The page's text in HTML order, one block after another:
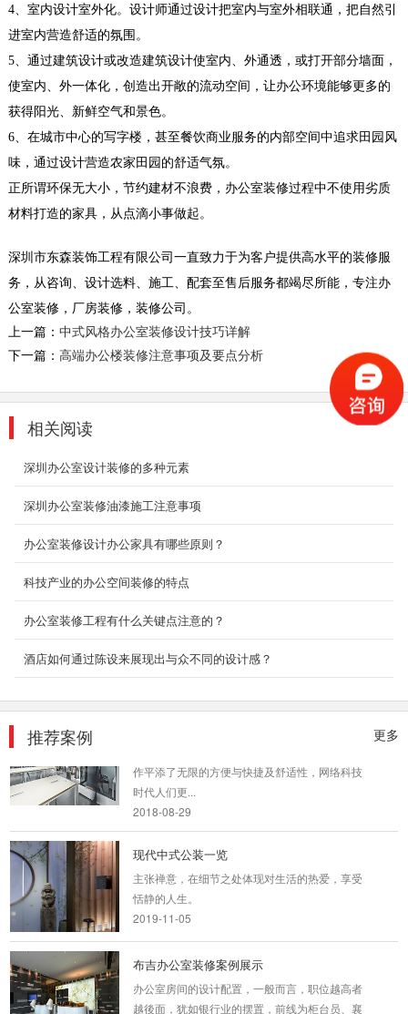
4、室内设计室外化。设计师通过设计把室内与室外相联通，把自然引
进室内营造舒适的氛围。
5、通过建筑设计或改造建筑设计使室内、外通透，或打开部分墙面，
使室内、外一体化，创造出开敞的流动空间，让办公环境能够更多的
获得阳光、新鲜空气和景色。
6、在城市中心的写字楼，甚至餐饮商业服务的内部空间中追求田园风
味，通过设计营造农家田园的舒适气氛。
正所谓环保无大小，节约建材不浪费，办公室装修过程中不使用劣质
材料打造的家具，从点滴小事做起。
深圳市东森装饰工程有限公司一直致力于为客户提供高水平的装修服
务，从咨询、设计选料、施工、配套至售后服务都竭尽所能，专注办
公室装修，厂房装修，装修公司。
上一篇： 中式风格办公室装修设计技巧详解
下一篇： 高端办公楼装修注意事项及要点分析
相关阅读
深圳办公室设计装修的多种元素
深圳办公室装修油漆施工注意事项
办公室装修设计办公家具有哪些原则？
科技产业的办公空间装修的特点
办公室装修工程有什么关键点注意的？
酒店如何通过陈设来展现出与众不同的设计感？
更多
推荐案例
深圳工厂装修案例展示
深圳装修设计为什么要选深圳东森装饰公司？
量...
2018-07-30
本案在设计视觉形态上，采用了浅色为基调贯穿
全场，辅以白色造形和红色形成序列关系，融入
2018-08-21
无界设计 日式极简风
日式极简风，要求有层次感，又要营造空间错落
感。
环保办公室装修_码农信息
工”们，不如其他的行业那样，能够有时间进行
2018-06-26
大数据，机器人，外太空，探秘火星，未来在向
我们招手，科技智能型企业的发展也是一日比
一...
2018-07-30
作平添了无限的方便与快捷及舒适性，网络科技
时代人们更...
2018-08-29
现代中式公装一览
主张禅意，在细节之处体现对生活的热爱，享受
恬静的人生。
2019-11-05
布吉办公室装修案例展示
办公室房间的设计配置，一般而言，职位越高者
越後面，犹如银行业的摆置，前线为柜台员、襄